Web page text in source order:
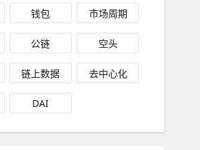
钱包 市场周期
公链 空头
链上数据 去中心化
DAI